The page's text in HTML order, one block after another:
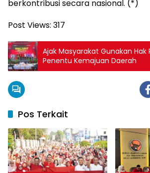
berkontribusi secara nasional. (*)
Post Views: 317
Ajak Masyarakat Gunakan Hak
Penentu Kemajuan Daerah
Pos Terkait